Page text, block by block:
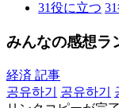
31役に立つ 31
みんなの感想ラ
経済 記事
공유하기
공유하기